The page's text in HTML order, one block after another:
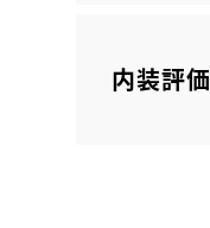
内装評価